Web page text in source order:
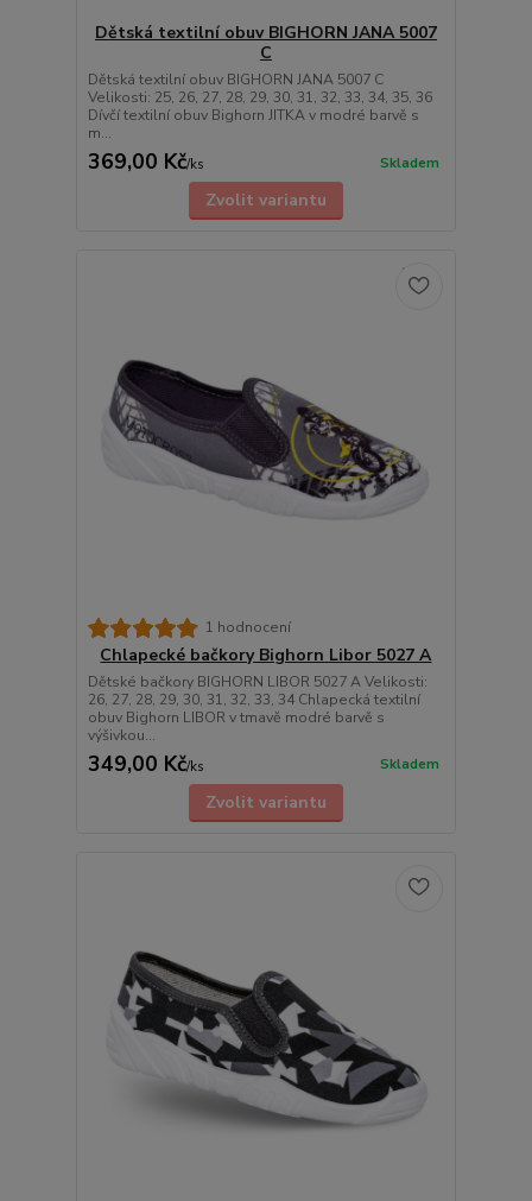
Dětská textilní obuv BIGHORN JANA 5007
C
Dětská textilní obuv BIGHORN JANA 5007 C
Velikosti: 25, 26, 27, 28, 29, 30, 31, 32, 33, 34, 35, 36
Dívčí textilní obuv Bighorn JITKA v modré barvě s
m...
369,00 Kč/ks Skladem
Zvolit variantu
1 hodnocení
Chlapecké bačkory Bighorn Libor 5027 A
Dětské bačkory BIGHORN LIBOR 5027 A Velikosti:
26, 27, 28, 29, 30, 31, 32, 33, 34 Chlapecká textilní
obuv Bighorn LIBOR v tmavě modré barvě s
výšivkou...
349,00 Kč/ks Skladem
Zvolit variantu